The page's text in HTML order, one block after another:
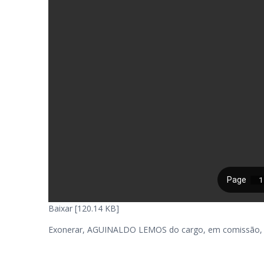
Baixar [120.14 KB]
Exonerar, AGUINALDO LEMOS do cargo, em